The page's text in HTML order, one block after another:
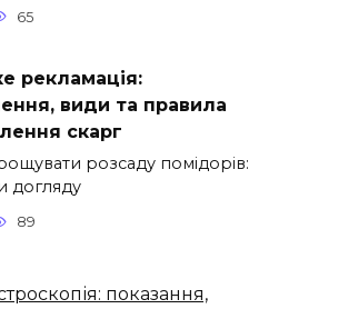
65
рекламація:
види та правила
скарг
розсаду помідорів:
догляду
89
показання,